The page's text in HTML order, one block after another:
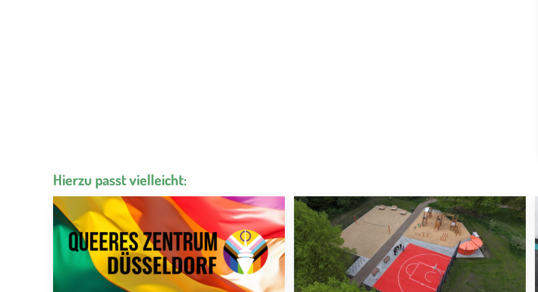
Hierzu passt vielleicht: